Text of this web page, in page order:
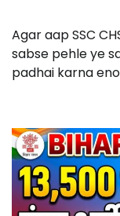
Agar aap SSC
sabse pehle ye
padhai karna